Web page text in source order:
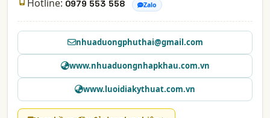
Hotline: 0979 553 558 Zalo
nhuaduongphuthai@gmail.com
www.nhuaduongnhapkhau.com.vn
www.luoidiakythuat.com.vn